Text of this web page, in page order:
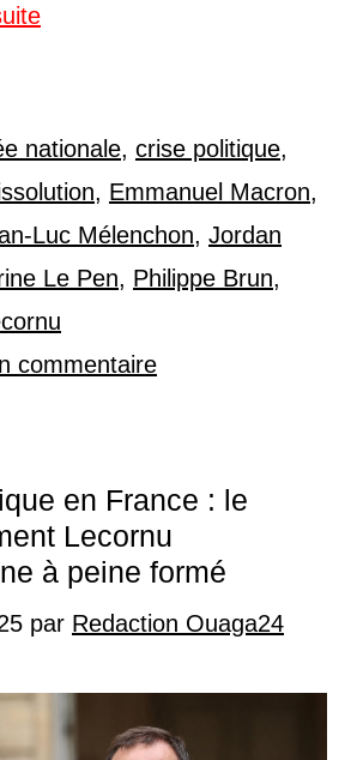
nationale, crise politique,
, Emmanuel Macron,
Luc Mélenchon, Jordan
Le Pen, Philippe Brun,
commentaire
en France : le
Lecornu
à peine formé
par Redaction Ouaga24